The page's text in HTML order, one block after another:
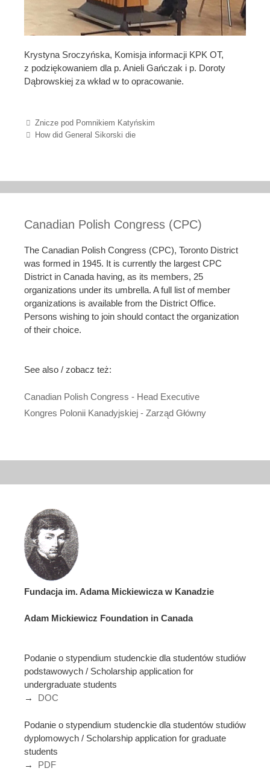
Krystyna Sroczyńska, Komisja informacji KPK OT,
z podziękowaniem dla p. Anieli Gańczak i p. Doroty
Dąbrowskiej za wkład w to opracowanie.
Post navigation
Znicze pod Pomnikiem Katyńskim
How did General Sikorski die
Canadian Polish Congress (CPC)
The Canadian Polish Congress (CPC), Toronto District
was formed in 1945. It is currently the largest CPC
District in Canada having, as its members, 25
organizations under its umbrella. A full list of member
organizations is available from the District Office.
Persons wishing to join should contact the organization
of their choice.
See also / zobacz też:
Canadian Polish Congress - Head Executive
Kongres Polonii Kanadyjskiej - Zarząd Główny
Fundacja im. Adama Mickiewicza w Kanadzie
Adam Mickiewicz Foundation in Canada
Podanie o stypendium studenckie dla studentów studiów
podstawowych / Scholarship application for
undergraduate students
→ DOC
Podanie o stypendium studenckie dla studentów studiów
dyplomowych / Scholarship application for graduate
students
→ PDF